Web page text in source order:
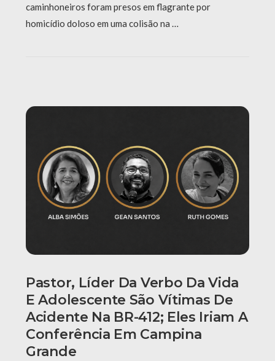
caminhoneiros foram presos em flagrante por
homicídio doloso em uma colisão na …
Pastor, Líder Da Verbo Da Vida
E Adolescente São Vítimas De
Acidente Na BR-412; Eles Iriam A
Conferência Em Campina
Grande